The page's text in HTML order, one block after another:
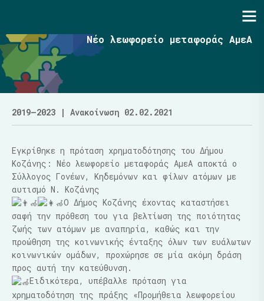
Νέο λεωφορείο μεταφοράς ΑμεΑ
2019–2023 | Ανακοίνωση 02.02.2021
Εγκρίθηκε η πρόταση χρηματοδότησης του Δήμου
Κοζάνης: Νέο λεωφορείο μεταφοράς ΑμεΑ αποκτά ο
Σύλλογος Γονέων, Κηδεμόνων και φίλων ατόμων με
αυτισμό Ν. Κοζάνης
Ο Δήμος Κοζάνης έχοντας καταστήσει
σαφή την πρόθεση του για βελτίωση της ποιότητας
ζωής των ατόμων με αναπηρία, καθώς και την
προώθηση της κοινωνικής ένταξης όλων των ευάλωτων
κοινωνικών ομάδων, προχώρησε σε μία ακόμη δράση
προς αυτή την κατεύθυνση.
Ειδικότερα, υπέβαλλε πρόταση για
χρηματοδότηση της πράξης «Προμήθεια λεωφορείου